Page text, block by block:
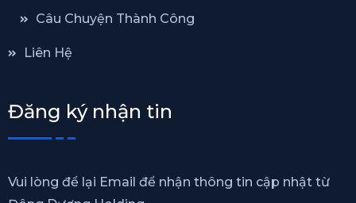
Câu Chuyện Thành Công
Liên Hệ
Đăng ký nhận tin
Vui lòng để lại Email để nhận thông tin cập nhật từ